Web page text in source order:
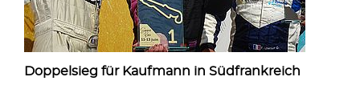
Doppelsieg für Kaufmann in Südfrankreich